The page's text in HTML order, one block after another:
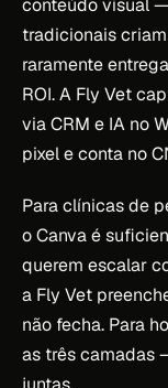
tradicionais
raramente
ROI. A Fly Vet
via CRM e IA no
pixel e conta no
Para clínicas de
o Canva é
querem escalar
a Fly Vet
não fecha. Para
as três camadas